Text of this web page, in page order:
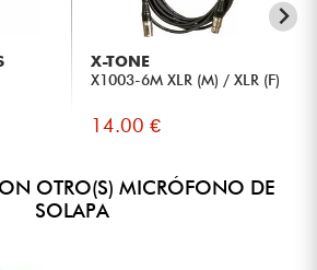
X-TONE
X1003-6M XLR (M) / XLR (F)
14.00 €
OTRO(S) MICRÓFONO DE
SOLAPA